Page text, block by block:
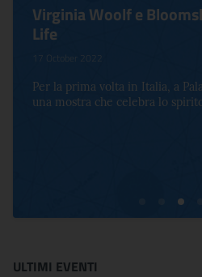
Virginia Woolf e
Life
17 October 2022
Per la prima volta in Italia, a
una mostra che celebra lo
ULTIMI EVENTI